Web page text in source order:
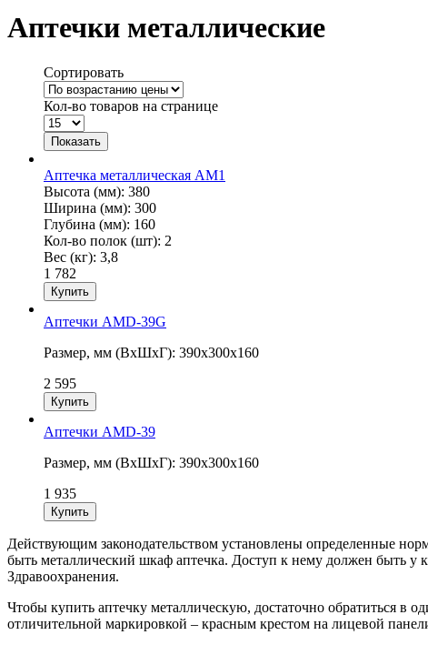
Аптечки металлические
Сортировать
Кол-во товаров на странице
Аптечка металлическая АМ1
Высота (мм): 380
Ширина (мм): 300
Глубина (мм): 160
Кол-во полок (шт): 2
Вес (кг): 3,8
1 782
Аптечки AMD-39G
Размер, мм (ВхШхГ): 390x300x160
2 595
Аптечки AMD-39
Размер, мм (ВхШхГ): 390x300x160
1 935
Действующим законодательством установлены определенные
быть металлический шкаф аптечка. Доступ к нему должен быть у
Здравоохранения.
Чтобы купить аптечку металлическую, достаточно обратиться в
отличительной маркировкой – красным крестом на лицевой